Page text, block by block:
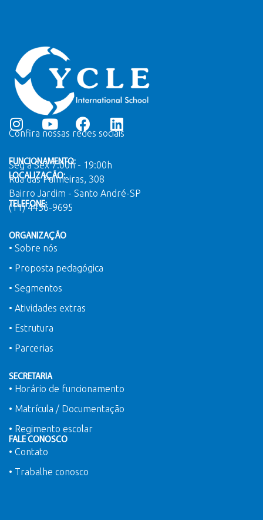
Confira nossas redes sociais
FUNCIONAMENTO:
Seg a Sex 7:00h - 19:00h
LOCALIZAÇÃO:
Rua das Palmeiras, 308
Bairro Jardim - Santo André-SP
TELEFONE:
(11) 4436-9695
ORGANIZAÇÃO
• Sobre nós
• Proposta pedagógica
• Segmentos
• Atividades extras
• Estrutura
• Parcerias
SECRETARIA
• Horário de funcionamento
• Matrícula / Documentação
• Regimento escolar
FALE CONOSCO
• Contato
• Trabalhe conosco